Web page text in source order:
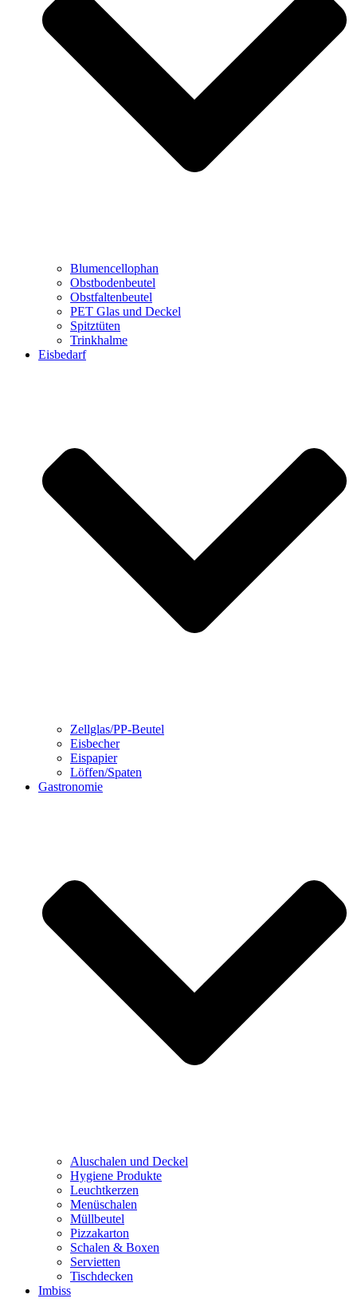
Blumencellophan
Obstbodenbeutel
Obstfaltenbeutel
PET Glas und Deckel
Spitztüten
Trinkhalme
Eisbedarf
Zellglas/PP-Beutel
Eisbecher
Eispapier
Löffen/Spaten
Gastronomie
Aluschalen und Deckel
Hygiene Produkte
Leuchtkerzen
Menüschalen
Müllbeutel
Pizzakarton
Schalen & Boxen
Servietten
Tischdecken
Imbiss